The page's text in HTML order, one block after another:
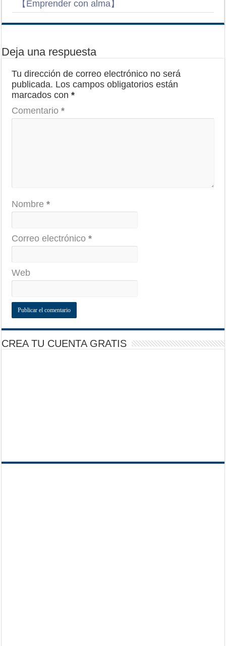
【Emprender con alma】
Deja una respuesta
Tu dirección de correo electrónico no será
publicada. Los campos obligatorios están
marcados con*
Comentario*
Nombre*
Correo electrónico*
Web
CREA TU CUENTA GRATIS